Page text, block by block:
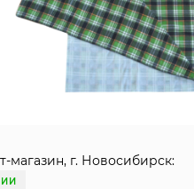
магазин, г. Новосибирск: